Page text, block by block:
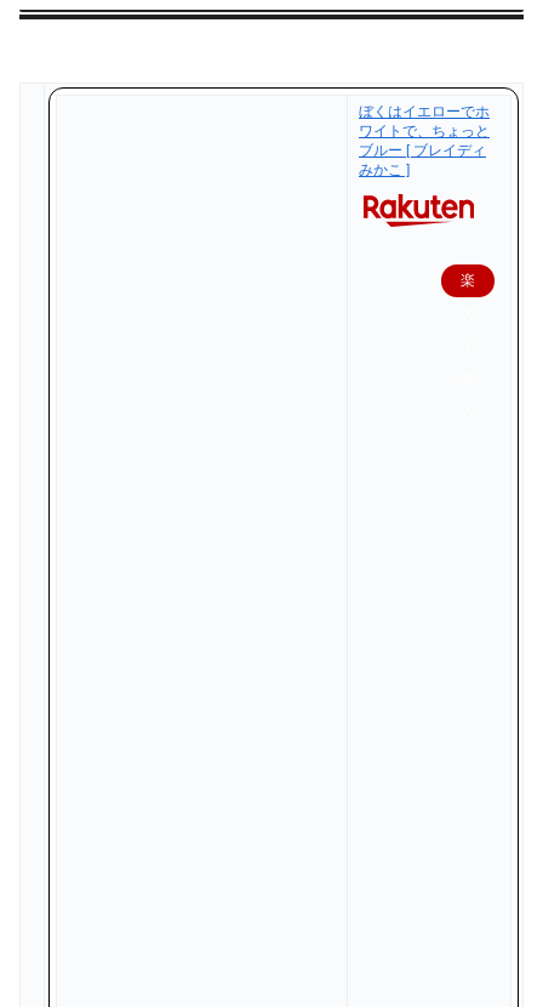
ぼくはイエローでホ
ワイトで、ちょっと
ブルー [ ブレイディ
みかこ ]
楽